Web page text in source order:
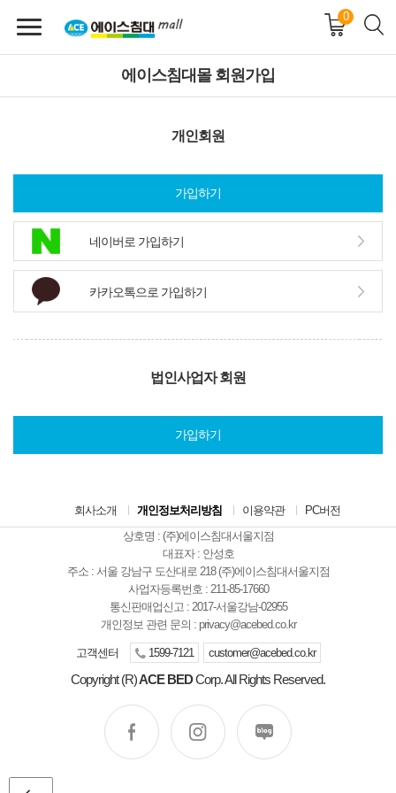
0
에이스침대몰 회원가입
개인회원
가입하기
네이버로 가입하기
카카오톡으로 가입하기
법인사업자 회원
가입하기
회사소개 개인정보처리방침 이용약관
PC버전
상호명 : (주)에이스침대서울지점
대표자 : 안성호
주소 : 서울 강남구 도산대로 218 (주)에이스침대서울지점
사업자등록번호 : 211-85-17660
통신판매업신고 : 2017-서울강남-02955
개인정보 관련 문의 : privacy@acebed.co.kr
고객센터 1599-7121 customer@acebed.co.kr
Copyright (R)ACE BEDCorp. All Rights Reserved.